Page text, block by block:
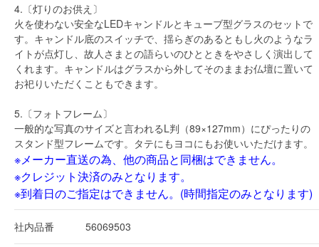
4.〔灯りのお供え〕
火を使わない安全なLEDキャンドルとキューブ型グラスのセットで
す。キャンドル底のスイッチで、揺らぎのあるともし火のようなラ
イトが点灯し、故人さまとの語らいのひとときをやさしく演出して
くれます。キャンドルはグラスから外してそのままお仏壇に置いて
お祀りいただくこともできます。
5.〔フォトフレーム〕
一般的な写真のサイズと言われるL判（89×127mm）にぴったりの
スタンド型フレームです。タテにもヨコにもお使いいただけます。
※メーカー直送の為、他の商品と同梱はできません。
※クレジット決済のみとなります。
※到着日のご指定はできません。(時間指定のみとなります)
社内品番 56069503